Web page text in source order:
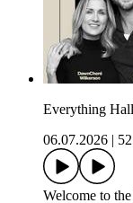
Everything
06.07.2026
Welcome to